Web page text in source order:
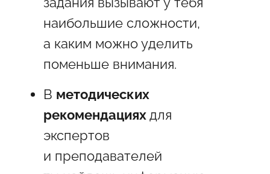
наибольшие сложности,
а каким можно уделить
поменьше внимания.
В методических
рекомендацияхдля
экспертов
и преподавателей